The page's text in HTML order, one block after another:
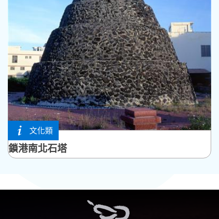
文化類
馬公市
鎖港南北石塔